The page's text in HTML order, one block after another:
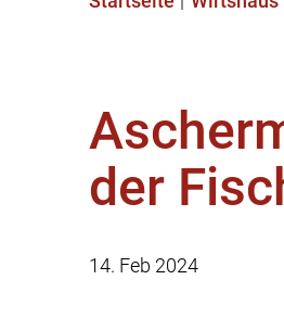
der
14. Feb 2024